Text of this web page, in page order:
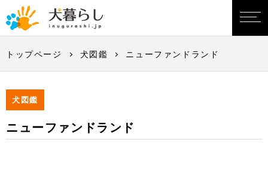
トップページ 犬図鑑 ニューファンドランド
犬図鑑
ニューファンドランド